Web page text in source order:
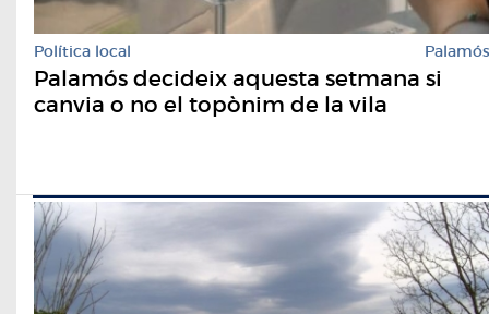
Política local Palamós
Palamós decideix aquesta setmana si
canvia o no el topònim de la vila